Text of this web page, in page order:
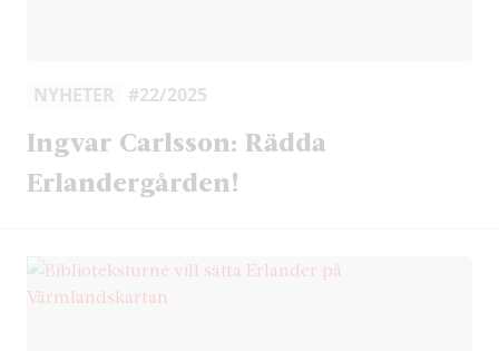
NYHETER #22/2025
Ingvar Carlsson: Rädda
Erlandergården!